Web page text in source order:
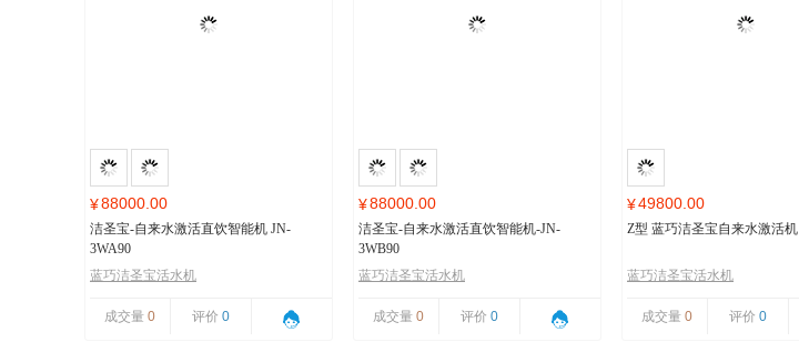
¥88000.00
洁圣宝-自来水激活直饮智能机 JN-
3WA90
蓝巧洁圣宝活水机
成交量 0 评价 0
¥88000.00
洁圣宝-自来水激活直饮智能机-JN-
3WB90
蓝巧洁圣宝活水机
成交量 0 评价 0
¥49800.00
Z型 蓝巧洁圣宝自来水激活机
蓝巧洁圣宝活水机
成交量 0 评价 0